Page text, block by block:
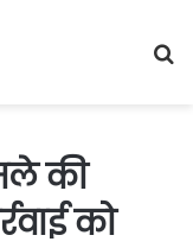
की
को